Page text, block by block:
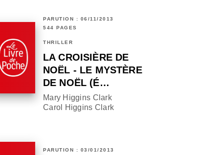
PARUTION : 06/11/2013
544 PAGES
THRILLER
LA CROISIÈRE DE
NOËL - LE MYSTÈRE
DE NOËL (É…
Mary Higgins Clark
Carol Higgins Clark
PARUTION : 03/01/2013